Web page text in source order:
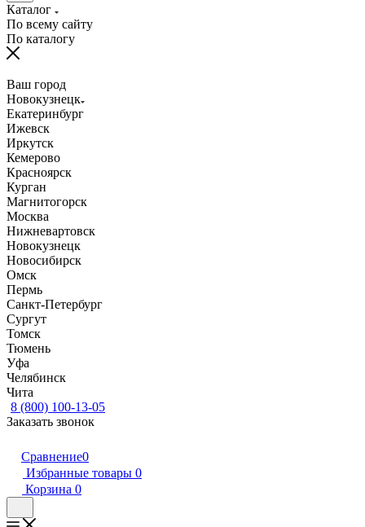
Каталог
По всему сайту
По каталогу
Ваш город
Новокузнецк
Екатеринбург
Ижевск
Иркутск
Кемерово
Красноярск
Курган
Магнитогорск
Москва
Нижневартовск
Новокузнецк
Новосибирск
Омск
Пермь
Санкт-Петербург
Сургут
Томск
Тюмень
Уфа
Челябинск
Чита
8 (800) 100-13-05
Заказать звонок
Сравнение0
Избранные товары 0
Корзина 0